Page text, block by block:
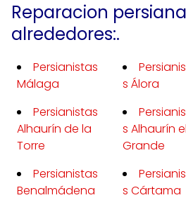
Reparacion
alrededores:.
Persianistas
Málaga
s Álora
Persianistas
Alhaurín de la
Torre
s Alhaurín el
Grande
Persianistas
Benalmádena
s Cártama